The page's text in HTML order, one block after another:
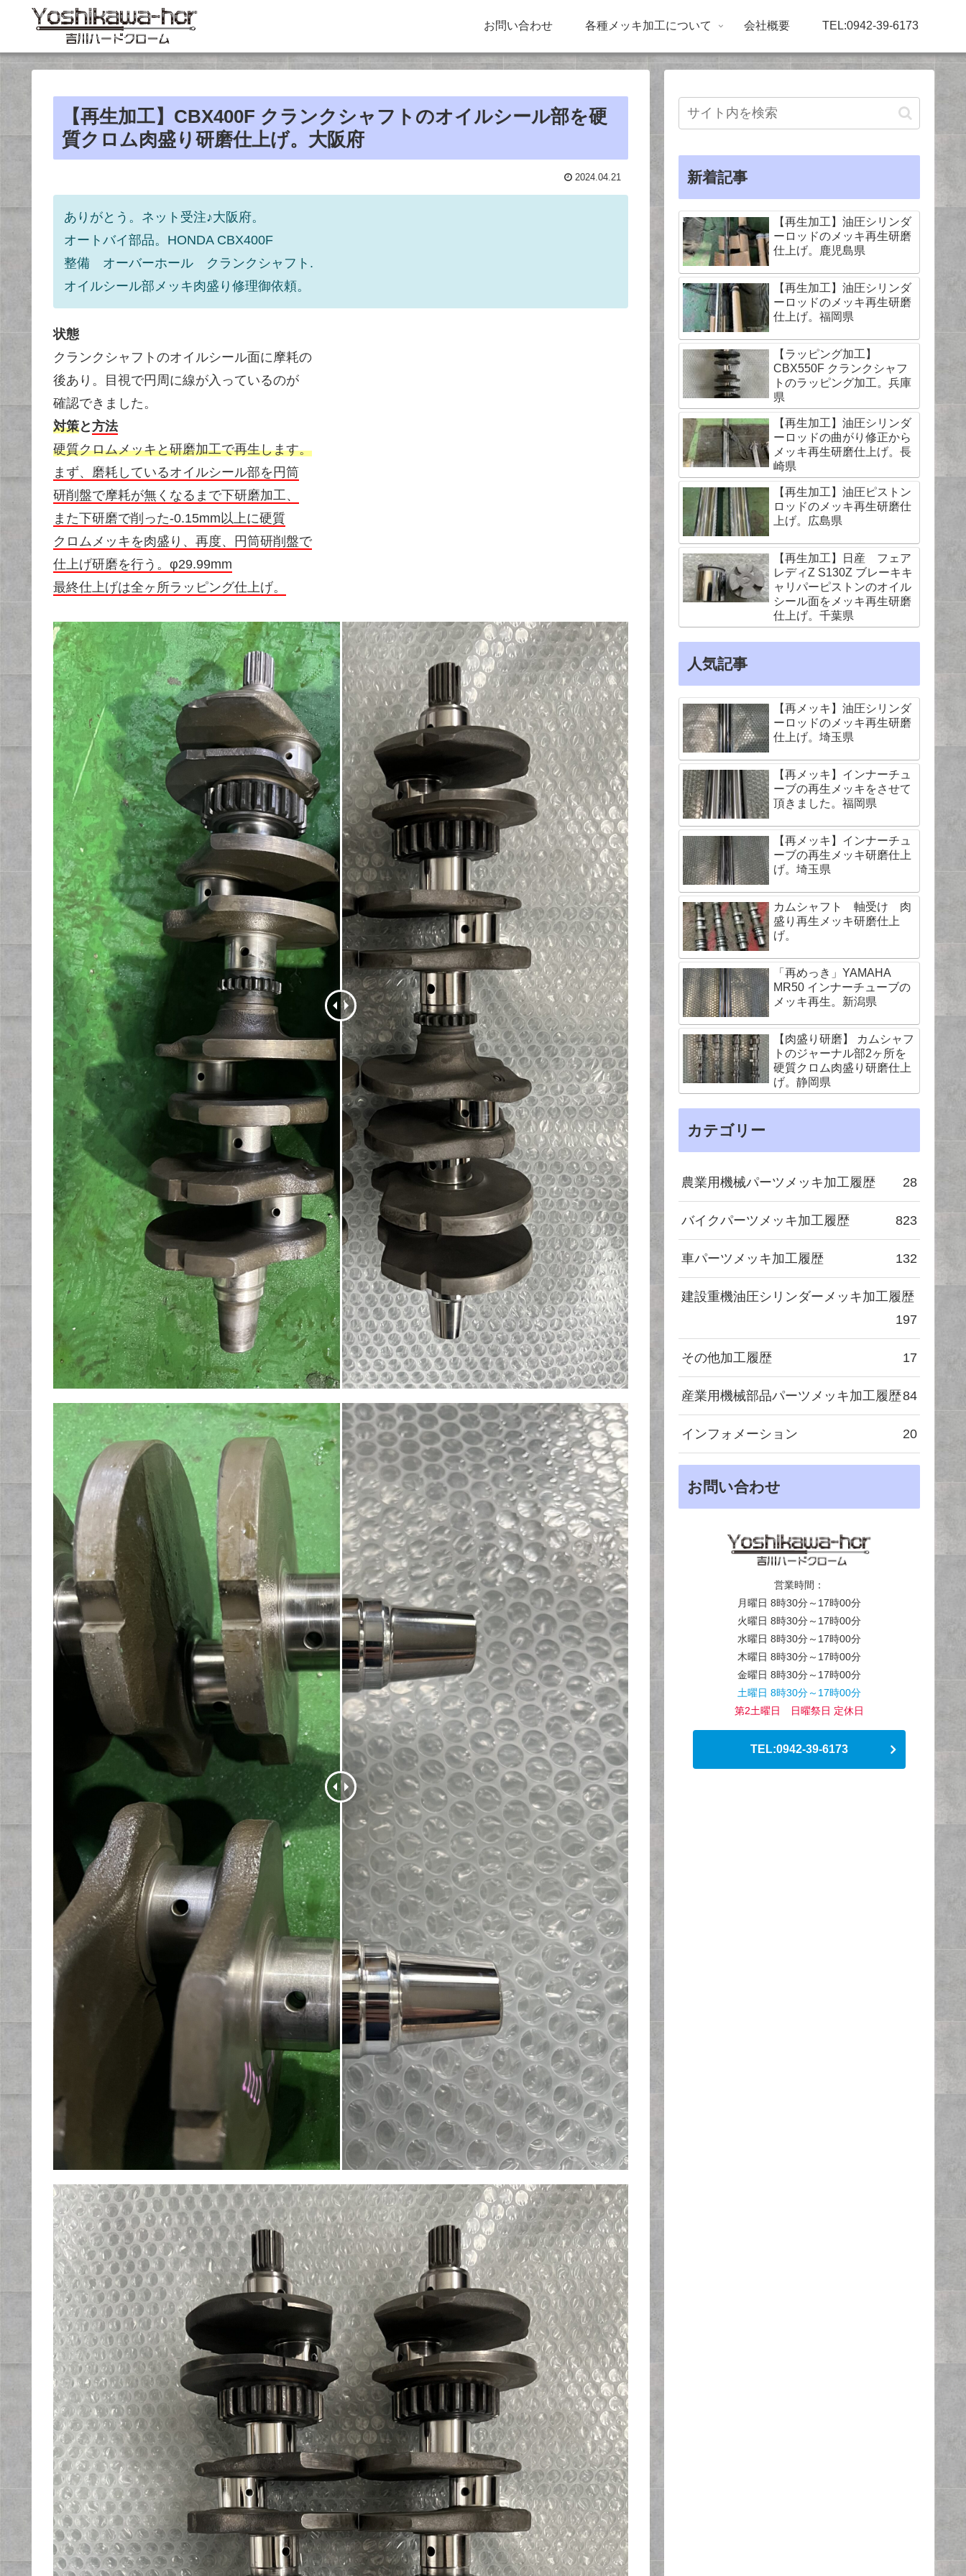
お問い合わせ 各種メッキ加工について 会社概要 TEL:0942-39-6173
【再生加工】CBX400F クランクシャフトのオイルシール部を硬
質クロム肉盛り研磨仕上げ。大阪府
2024.04.21
ありがとう。ネット受注♪大阪府。
オートバイ部品。HONDA CBX400F
整備 オーバーホール クランクシャフト.
オイルシール部メッキ肉盛り修理御依頼。
状態
クランクシャフトのオイルシール面に摩耗の
後あり。目視で円周に線が入っているのが
確認できました。
対策と方法
硬質クロムメッキと研磨加工で再生します。
まず、磨耗しているオイルシール部を円筒
研削盤で摩耗が無くなるまで下研磨加工、
また下研磨で削った-0.15mm以上に硬質
クロムメッキを肉盛り、再度、円筒研削盤で
仕上げ研磨を行う。φ29.99mm
最終仕上げは全ヶ所ラッピング仕上げ。
新着記事
【再生加工】油圧シリンダ
ーロッドのメッキ再生研磨
仕上げ。鹿児島県
【再生加工】油圧シリンダ
ーロッドのメッキ再生研磨
仕上げ。福岡県
【ラッピング加工】
CBX550F クランクシャフ
トのラッピング加工。兵庫
県
【再生加工】油圧シリンダ
ーロッドの曲がり修正から
メッキ再生研磨仕上げ。長
崎県
【再生加工】油圧ピストン
ロッドのメッキ再生研磨仕
上げ。広島県
【再生加工】日産 フェア
レディZ S130Z ブレーキキ
ャリパーピストンのオイル
シール面をメッキ再生研磨
仕上げ。千葉県
人気記事
【再メッキ】油圧シリンダ
ーロッドのメッキ再生研磨
仕上げ。埼玉県
【再メッキ】インナーチュ
ーブの再生メッキをさせて
頂きました。福岡県
【再メッキ】インナーチュ
ーブの再生メッキ研磨仕上
げ。埼玉県
カムシャフト 軸受け 肉
盛り再生メッキ研磨仕上
げ。
「再めっき」YAMAHA
MR50 インナーチューブの
メッキ再生。新潟県
【肉盛り研磨】 カムシャフ
トのジャーナル部2ヶ所を
硬質クロム肉盛り研磨仕上
げ。静岡県
カテゴリー
農業用機械パーツメッキ加工履歴 28
バイクパーツメッキ加工履歴 823
車パーツメッキ加工履歴 132
建設重機油圧シリンダーメッキ加工履歴
197
その他加工履歴 17
産業用機械部品パーツメッキ加工履歴84
インフォメーション 20
お問い合わせ
営業時間：
月曜日 8時30分～17時00分
火曜日 8時30分～17時00分
水曜日 8時30分～17時00分
木曜日 8時30分～17時00分
金曜日 8時30分～17時00分
土曜日 8時30分～17時00分
第2土曜日 日曜祭日 定休日
TEL:0942-39-6173